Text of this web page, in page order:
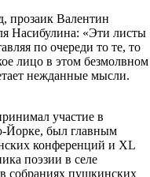
прозаик Валентин
Насибулина: «Эти листы
по очереди то те, то
лицо в этом безмолвном
нежданные мысли.
участие в
Йорке, был главным
конференций и XL
поэзии в селе
собраниях пушкинских